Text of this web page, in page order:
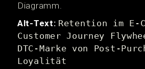
Diagramm.
Alt-Text: Retention im E-
Customer Journey
DTC-Marke von Post-
Loyalität